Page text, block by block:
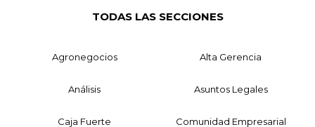
TODAS LAS SECCIONES
Agronegocios Alta Gerencia
Análisis Asuntos Legales
Caja Fuerte Comunidad Empresarial